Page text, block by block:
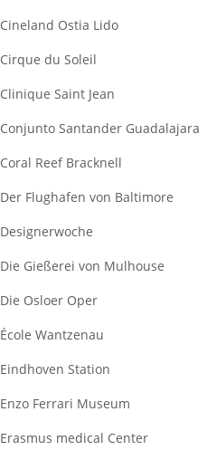
Cineland Ostia Lido
Cirque du Soleil
Clinique Saint Jean
Conjunto Santander Guadalajara
Coral Reef Bracknell
Der Flughafen von Baltimore
Designerwoche
Die Gießerei von Mulhouse
Die Osloer Oper
École Wantzenau
Eindhoven Station
Enzo Ferrari Museum
Erasmus medical Center